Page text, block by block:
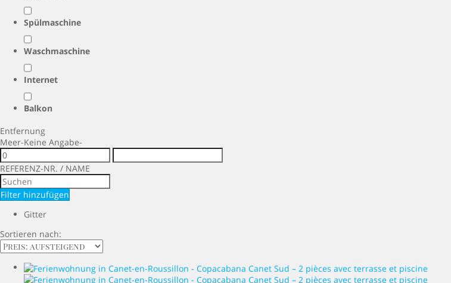
Spülmaschine
Waschmaschine
Internet
Balkon
Entfernung
Meer-Keine Angabe-
REFERENZ-NR. / NAME
Filter hinzufügen
Gitter
Sortieren nach: